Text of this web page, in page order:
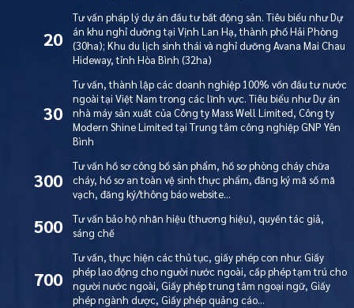
20
Tư vấn pháp lý dự án đầu tư bất động sản. Tiêu biểu như Dự
án khu nghỉ dưỡng tại Vịnh Lan Hạ, thành phố Hải Phòng
(30ha); Khu du lịch sinh thái và nghỉ dưỡng Avana Mai Chau
Hideway, tỉnh Hòa Bình (32ha)
30
Tư vấn, thành lập các doanh nghiệp 100% vốn đầu tư nước
ngoài tại Việt Nam trong các lĩnh vực. Tiêu biểu như Dự án
nhà máy sản xuất của Công ty Mass Well Limited, Công ty
Modern Shine Limited tại Trung tâm công nghiệp GNP Yên
Bình
300
Tư vấn hồ sơ công bố sản phẩm, hồ sơ phòng cháy chữa
cháy, hồ sơ an toàn vệ sinh thực phẩm, đăng ký mã số mã
vạch, đăng ký/thông báo website…
500
Tư vấn bảo hộ nhãn hiệu (thương hiệu), quyền tác giả,
sáng chế
700
Tư vấn, thực hiện các thủ tục, giấy phép con như: Giấy
phép lao động cho người nước ngoài, cấp phép tạm trú cho
người nước ngoài, Giấy phép trung tâm ngoại ngữ, Giấy
phép ngành dược, Giấy phép quảng cáo…